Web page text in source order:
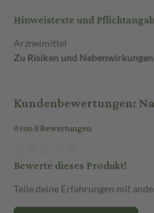
Hinweistexte und
Arzneimittel
Zu Risiken und
Kundenbewertungen:
0 von 0 Bewertungen
Bewerte dieses Produkt!
Teile deine Erfahrungen mit